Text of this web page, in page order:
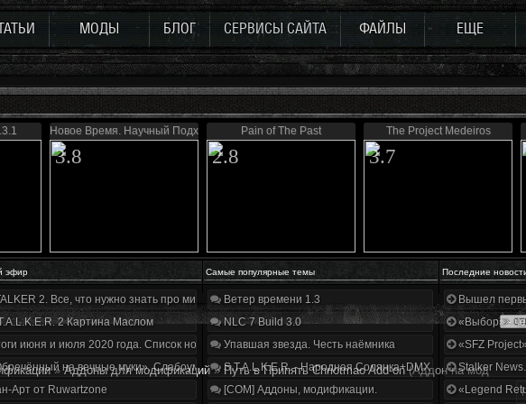
МОДЫ БЛОГ СЕРВИСЫ САЙТА ФАЙЛЫ ЕЩЕ
Новое Время. Научный Подход
3.8
Pain of The Past
2.8
The Project Medeiros
3.7
эфир Самые популярные темы Последние
2. Все, что нужно знать про мир, геймплей и сюжет | Разбор трейлера
2 Картина Маслом
июня и июля 2020 года. Список нововведений
на вечные муки». Слабоумие и отвага
Арт от Ruwartzone
Ветер времени 1.3
NLC 7 Build 3.0
Упавшая звезда. Честь наёмника
S.T.A.L.K.E.R. - Народная Солянка+DMX 1.3.5.ООП.МА.К.
[COM] Аддоны, модификации.
Вышел
«Выбор» -
«SFZ
Stalker
«Legend
» Аддоны для модификаций » Путь в Припять Chriotmao Add-on (Аддон на мод